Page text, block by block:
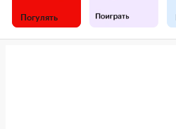
Погулять